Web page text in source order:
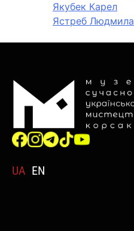
Якубек Карел
Ястреб Людмила
UA EN